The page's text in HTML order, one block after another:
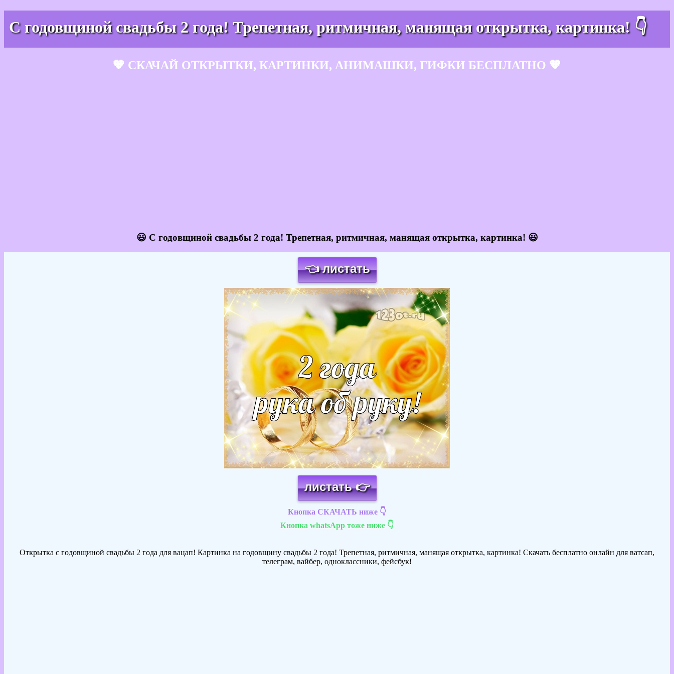
С годовщиной свадьбы 2 года! Трепетная, ритмичная, манящая открытка, картинка! 👇
🧡 СКАЧАЙ ОТКРЫТКИ, КАРТИНКИ, АНИМАШКИ, ГИФКИ БЕСПЛАТНО 🧡
😃 С годовщиной свадьбы 2 года! Трепетная, ритмичная, манящая открытка, картинка! 😃
👈 листать
Загрузка картинки...
листать 👉
Кнопка СКАЧАТЬ ниже 👇
Кнопка whatsApp тоже ниже 👇
Открытка с годовщиной свадьбы 2 года для вацап! Картинка на годовщину свадьбы 2 года! Трепетная, ритмичная, манящая открытка, картинка! Скачать бесплатно онлайн для ватсап,
телеграм, вайбер, одноклассники, фейсбук!